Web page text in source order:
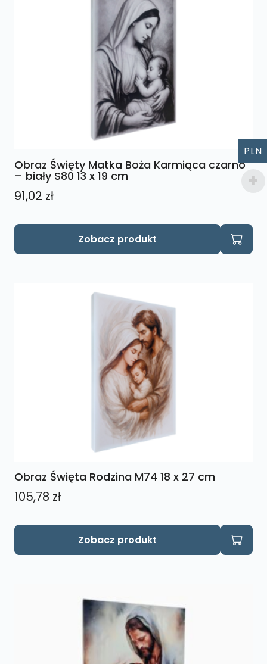
Obraz Święty Matka Boża Karmiąca czarno
– biały S80 13 x 19 cm
91,02 zł
Zobacz produkt
Obraz Święta Rodzina M74 18 x 27 cm
105,78 zł
Zobacz produkt
PLN